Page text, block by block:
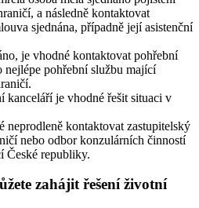
a následně kontaktovat
sjednána, případně její asistenční
je vhodné kontaktovat pohřební
nejlépe pohřební službu mající
kanceláří je vhodné řešit situaci v
neprodleně kontaktovat zastupitelský
nebo odbor konzulárních činností
České republiky.
zahájit řešení životní